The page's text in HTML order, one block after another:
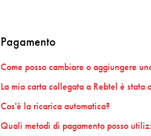
Pagamento
Come posso cambiare o aggiungere
La mia carta collegata a Rebtel è stata
Cos'è la ricarica automatica?
Quali metodi di pagamento posso